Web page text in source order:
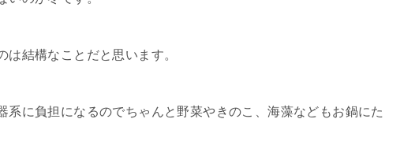
結構なことだと思います。
系に負担になるのでちゃんと野菜やきのこ、海藻などもお鍋にた